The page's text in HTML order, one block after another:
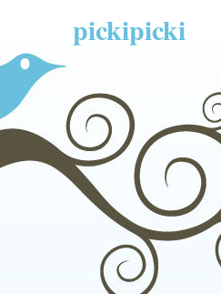
pickipicki